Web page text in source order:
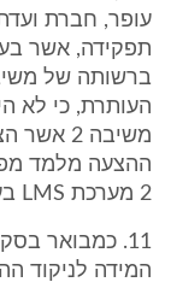
תפקידה, אשר
העותרת, כי לא
משיבה
ההצעה מלמד
2 מערכת LMS בעת הגשת הצעתה.
11. כמבואר
המידה לניקוד